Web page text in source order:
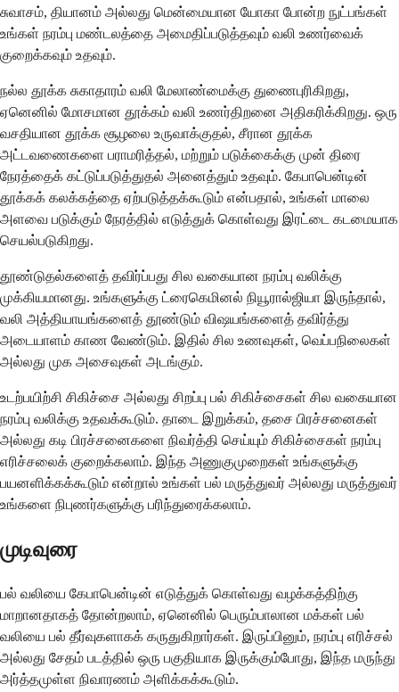
சுவாசம், தியானம் அல்லது மென்மையான யோகா போன்ற நுட்பங்கள்
உங்கள் நரம்பு மண்டலத்தை அமைதிப்படுத்தவும் வலி உணர்வைக்
குறைக்கவும் உதவும்.
நல்ல தூக்க சுகாதாரம் வலி மேலாண்மைக்கு துணைபுரிகிறது,
ஏனெனில் மோசமான தூக்கம் வலி உணர்திறனை அதிகரிக்கிறது. ஒரு
வசதியான தூக்க சூழலை உருவாக்குதல், சீரான தூக்க
அட்டவணைகளை பராமரித்தல், மற்றும் படுக்கைக்கு முன் திரை
நேரத்தைக் கட்டுப்படுத்துதல் அனைத்தும் உதவும். கேபாபென்டின்
தூக்கக் கலக்கத்தை ஏற்படுத்தக்கூடும் என்பதால், உங்கள் மாலை
அளவை படுக்கும் நேரத்தில் எடுத்துக் கொள்வது இரட்டை கடமையாக
செயல்படுகிறது.
தூண்டுதல்களைத் தவிர்ப்பது சில வகையான நரம்பு வலிக்கு
முக்கியமானது. உங்களுக்கு ட்ரைகெமினல் நியூரால்ஜியா இருந்தால்,
வலி அத்தியாயங்களைத் தூண்டும் விஷயங்களைத் தவிர்த்து
அடையாளம் காண வேண்டும். இதில் சில உணவுகள், வெப்பநிலைகள்
அல்லது முக அசைவுகள் அடங்கும்.
உடற்பயிற்சி சிகிச்சை அல்லது சிறப்பு பல் சிகிச்சைகள் சில வகையான
நரம்பு வலிக்கு உதவக்கூடும். தாடை இறுக்கம், தசை பிரச்சனைகள்
அல்லது கடி பிரச்சனைகளை நிவர்த்தி செய்யும் சிகிச்சைகள் நரம்பு
எரிச்சலைக் குறைக்கலாம். இந்த அணுகுமுறைகள் உங்களுக்கு
பயனளிக்கக்கூடும் என்றால் உங்கள் பல் மருத்துவர் அல்லது மருத்துவர்
உங்களை நிபுணர்களுக்கு பரிந்துரைக்கலாம்.
முடிவுரை
பல் வலியை கேபாபென்டின் எடுத்துக் கொள்வது வழக்கத்திற்கு
மாறானதாகத் தோன்றலாம், ஏனெனில் பெரும்பாலான மக்கள் பல்
வலியை பல் தீர்வுகளாகக் கருதுகிறார்கள். இருப்பினும், நரம்பு எரிச்சல்
அல்லது சேதம் படத்தில் ஒரு பகுதியாக இருக்கும்போது, இந்த மருந்து
அர்த்தமுள்ள நிவாரணம் அளிக்கக்கூடும்.